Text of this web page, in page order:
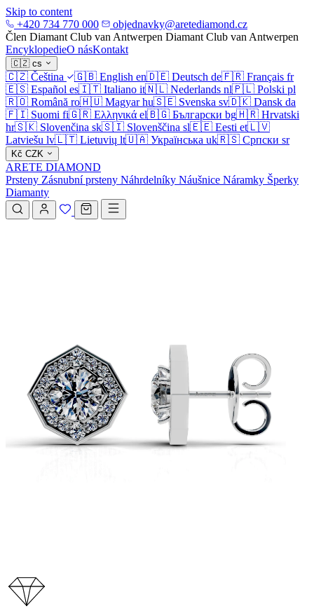
Skip to content
+420 734 770 000
objednavky@aretediamond.cz
Člen Diamant Club van Antwerpen Diamant Club van Antwerpen
EncyklopedieO násKontakt
🇨🇿 cs
🇨🇿 Čeština 🇬🇧 English en🇩🇪 Deutsch de🇫🇷 Français fr
🇪🇸 Español es🇮🇹 Italiano it🇳🇱 Nederlands nl🇵🇱 Polski pl
🇷🇴 Română ro🇭🇺 Magyar hu🇸🇪 Svenska sv🇩🇰 Dansk da
🇫🇮 Suomi fi🇬🇷 Ελληνικά el🇧🇬 Български bg🇭🇷 Hrvatski
hr🇸🇰 Slovenčina sk🇸🇮 Slovenščina sl🇪🇪 Eesti et🇱🇻
Latviešu lv🇱🇹 Lietuvių lt🇺🇦 Українська uk🇷🇸 Српски sr
Kč CZK
ARETE DIAMOND
Prsteny Zásnubní prsteny Náhrdelníky Náušnice Náramky Šperky
Diamanty